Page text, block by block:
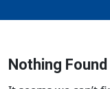
Nothing Found